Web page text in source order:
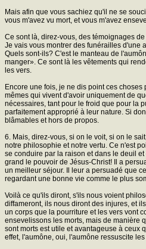
Mais afin que vous sachiez qu'il ne se
vous m'avez vu mort, et vous m'avez
Ce sont là, direz-vous, des témoignages
Je vais vous montrer des funérailles d'une
Quels sont-ils? C'est le manteau de
manger». Ce sont là les vêtements qui
les vers.
Encore une fois, je ne dis point ces
mêmes qui vivent d'avoir uniquement de
nécessaires, tant pour le froid que pour la
parfaitement approprié à leur nature. Si
blâmables et hors de propos.
6. Mais, direz-vous, si on le voit, si on le
notre philosophie et notre vertu. Ce n'est
se conduire par la raison et dans le deuil
grand le pouvoir de Jésus-Christ! Il a
un meilleur séjour. Il leur a persuadé que
regardant une bonne vie comme le plus
Voilà ce qu'ils diront, s'ils nous voient
diffameront, ils nous diront des injures, et
un corps que la pourriture et les vers vont
ensevelissons les morts, mais de manière
sont morts est utile et avantageuse à ceux
effet, l'aumône, oui, l'aumône ressuscite